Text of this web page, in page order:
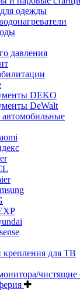
одежды
давления
DEKO
DeWalt
для ТВ
чистящие